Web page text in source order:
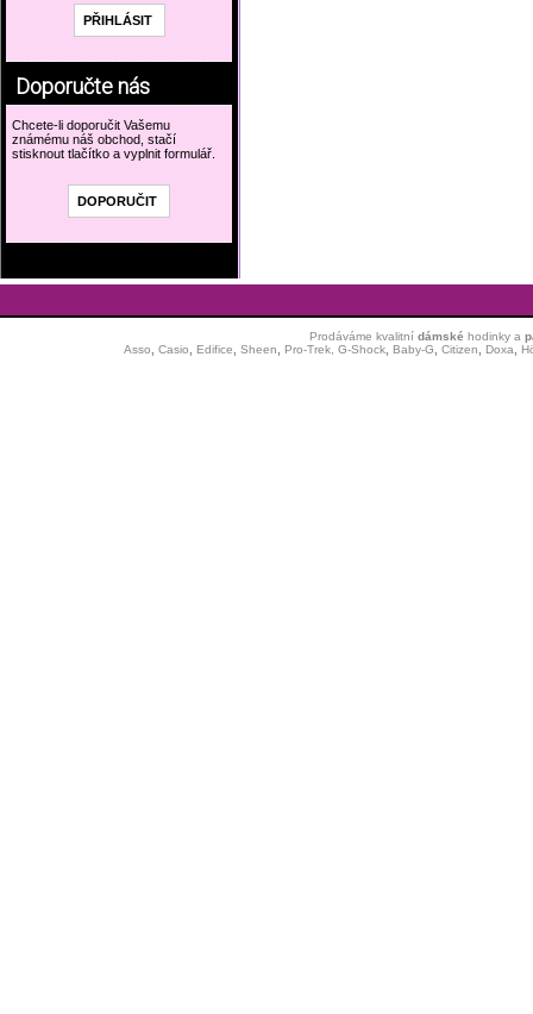
Doporučte nás
Chcete-li doporučit Vašemu
známému náš obchod, stačí
stisknout tlačítko a vyplnit formulář.
Prodáváme kvalitní dámské hodinkya
Asso
Casio Edifice Sheen Pro-Trek, G-Shock, Baby-G Citizen Doxa